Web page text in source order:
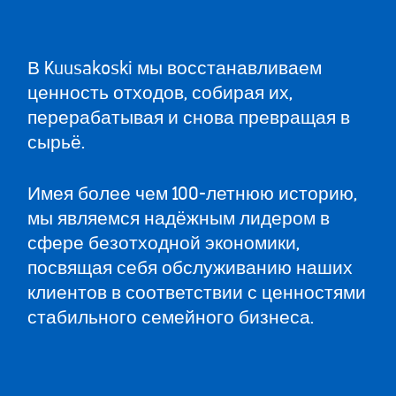
В Kuusakoski мы восстанавливаем
ценность отходов, собирая их,
перерабатывая и снова превращая в
сырьё.
Имея более чем 100-летнюю историю,
мы являемся надёжным лидером в
сфере безотходной экономики,
посвящая себя обслуживанию наших
клиентов в соответствии с ценностями
стабильного семейного бизнеса.